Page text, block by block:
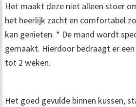
Het maakt deze niet alleen stoer
het heerlijk zacht en comfortabel
kan genieten. * De mand wordt
gemaakt. Hierdoor bedraagt er
tot 2 weken.
Het goed gevulde binnen kussen,